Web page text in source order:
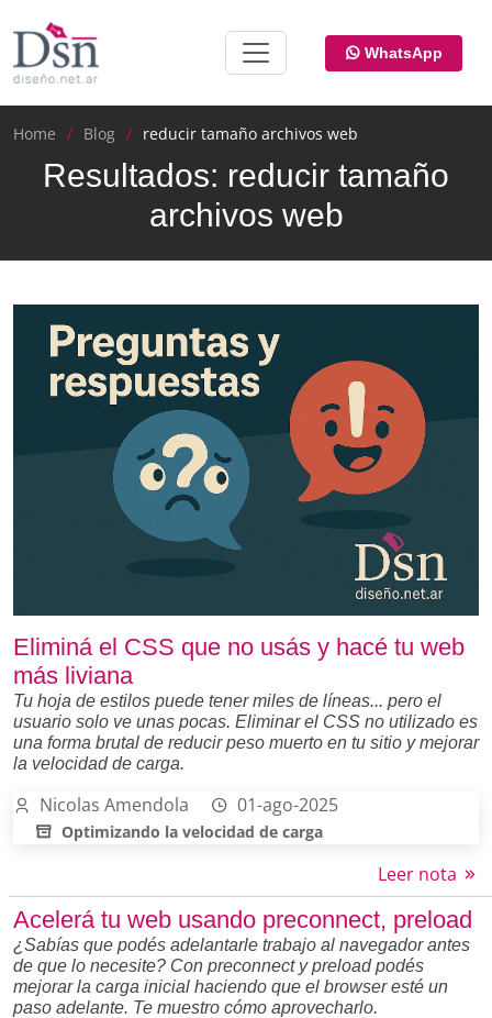
WhatsApp
Home Blog reducir tamaño archivos web
Resultados: reducir tamaño
archivos web
Eliminá el CSS que no usás y hacé tu web
más liviana
Tu hoja de estilos puede tener miles de líneas... pero el
usuario solo ve unas pocas. Eliminar el CSS no utilizado es
una forma brutal de reducir peso muerto en tu sitio y mejorar
la velocidad de carga.
Nicolas Amendola 01-ago-2025
Optimizando la velocidad de carga
Leer nota
Acelerá tu web usando preconnect, preload
¿Sabías que podés adelantarle trabajo al navegador antes
de que lo necesite? Con preconnect y preload podés
mejorar la carga inicial haciendo que el browser esté un
paso adelante. Te muestro cómo aprovecharlo.